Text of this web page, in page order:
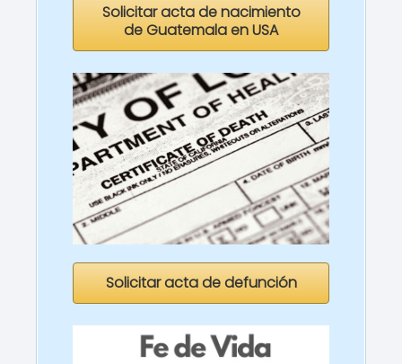
Solicitar acta de nacimiento
de Guatemala en USA
Solicitar acta de defunción